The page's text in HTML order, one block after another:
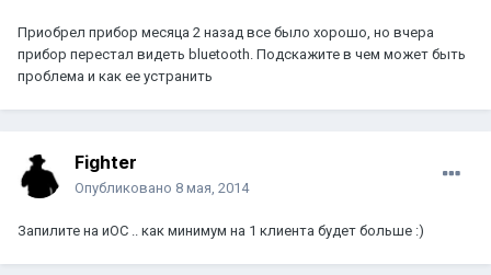
Приобрел прибор месяца 2 назад все было хорошо, но вчера
прибор перестал видеть bluetooth. Подскажите в чем может быть
проблема и как ее устранить
Fighter
Опубликовано 8 мая, 2014
Запилите на иОС .. как минимум на 1 клиента будет больше :)